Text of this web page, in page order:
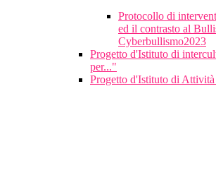
Protocollo di
ed il contrasto al
Cyberbullismo2023
Progetto d'Istituto di
per..."
Progetto d'Istituto di